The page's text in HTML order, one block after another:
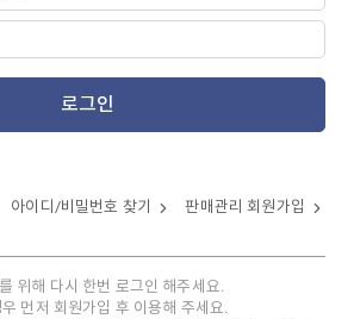
로그인
아이디/비밀번호 찾기 판매관리 회원가입
위해 다시 한번 로그인 해주세요.
먼저 회원가입 후 이용해 주세요.